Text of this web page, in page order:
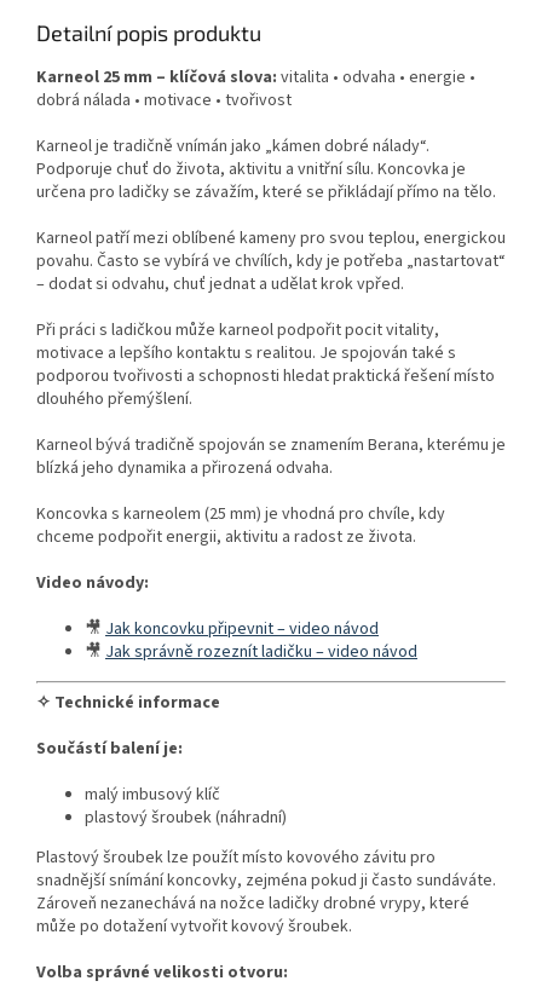
Detailní popis produktu
Karneol 25 mm – klíčová slova: vitalita • odvaha • energie •
dobrá nálada • motivace • tvořivost
Karneol je tradičně vnímán jako „kámen dobré nálady“.
Podporuje chuť do života, aktivitu a vnitřní sílu. Koncovka je
určena pro ladičky se závažím, které se přikládají přímo na tělo.
Karneol patří mezi oblíbené kameny pro svou teplou, energickou
povahu. Často se vybírá ve chvílích, kdy je potřeba „nastartovat“
– dodat si odvahu, chuť jednat a udělat krok vpřed.
Při práci s ladičkou může karneol podpořit pocit vitality,
motivace a lepšího kontaktu s realitou. Je spojován také s
podporou tvořivosti a schopnosti hledat praktická řešení místo
dlouhého přemýšlení.
Karneol bývá tradičně spojován se znamením Berana, kterému je
blízká jeho dynamika a přirozená odvaha.
Koncovka s karneolem (25 mm) je vhodná pro chvíle, kdy
chceme podpořit energii, aktivitu a radost ze života.
Video návody:
🎥 Jak koncovku připevnit – video návod
🎥 Jak správně rozeznít ladičku – video návod
✧ Technické informace
Součástí balení je:
malý imbusový klíč
plastový šroubek (náhradní)
Plastový šroubek lze použít místo kovového závitu pro
snadnější snímání koncovky, zejména pokud ji často sundáváte.
Zároveň nezanechává na nožce ladičky drobné vrypy, které
může po dotažení vytvořit kovový šroubek.
Volba správné velikosti otvoru: